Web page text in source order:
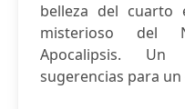
belleza del cuarto
misterioso del
Apocalipsis.
sugerencias para